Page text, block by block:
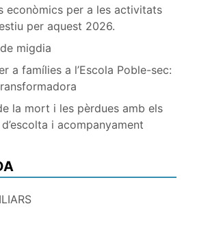
econòmics per a les activitats
per aquest 2026.
migdia
a famílies a l’Escola Poble-sec:
la mort i les pèrdues amb els
i acompanyament